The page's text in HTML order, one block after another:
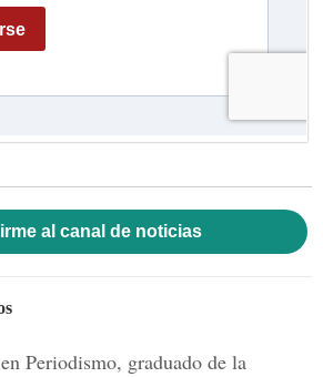
al canal de noticias
Periodismo, graduado de la